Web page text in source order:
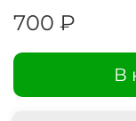
700 ₽
В